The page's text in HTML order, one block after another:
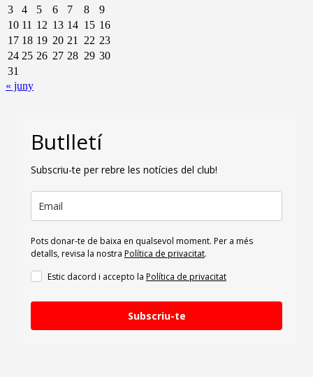
3 4 5 6 7 8
9
10 11 12 13 14 15 16
17 18 19 20 21 22 23
24 25 26 27 28 29 30
31
« juny
Butlletí
Subscriu-te per rebre les notícies del club!
Pots donar-te de baixa en qualsevol moment. Per a més
detalls, revisa la nostra Política de privacitat.
Estic dacord i accepto la Política de privacitat
Subscriu-te